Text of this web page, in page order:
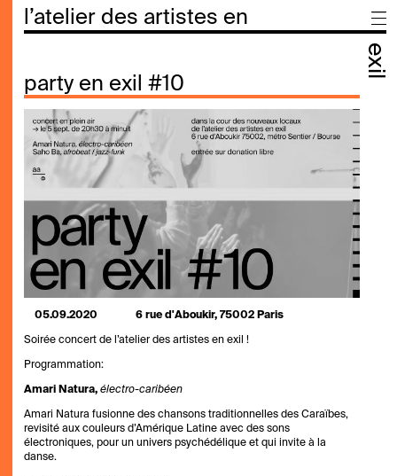
l’atelier des artistes en
exil
party en exil #10
05.09.2020 6 rue d'Aboukir, 75002 Paris
Soirée concert de l’atelier des artistes en exil !
Programmation:
Amari Natura, électro-caribéen
Amari Natura fusionne des chansons traditionnelles des Caraïbes,
revisité aux couleurs d’Amérique Latine avec des sons
électroniques, pour un univers psychédélique et qui invite à la
danse.